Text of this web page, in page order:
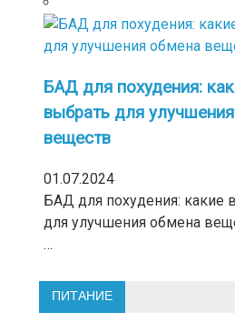
БАД для похудения:
выбрать для
веществ
01.07.2024
БАД для похудения: какие
для улучшения обмена
…
ПИТАНИЕ